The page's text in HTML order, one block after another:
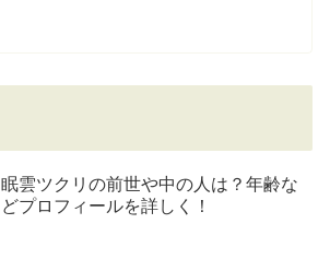
眠雲ツクリの前世や中の人は？年齢な
どプロフィールを詳しく！